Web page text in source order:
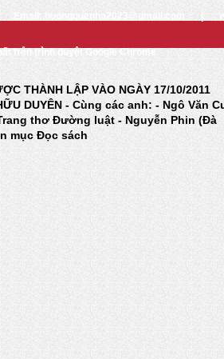
Email: huongquenha2023@gmail.com
trên trình duyệt Google Chrome
THÀNH LẬP VÀO NGÀY 17/10/2011
DUYÊN - Cùng các anh: - Ngô Văn
thơ Đường luật - Nguyễn Phin (Đà
mục Đọc sách